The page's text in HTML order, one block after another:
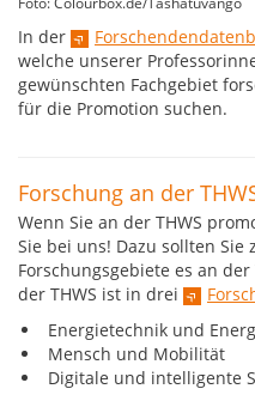
In der
welche unserer
gewünschten Fachgebiet
für die Promotion suchen.
Forschung an der
Wenn Sie an der THWS
Sie bei uns! Dazu sollten Sie
Forschungsgebiete es an
der THWS ist in drei
Energietechnik und
Mensch und Mobilität
Digitale und intelligente